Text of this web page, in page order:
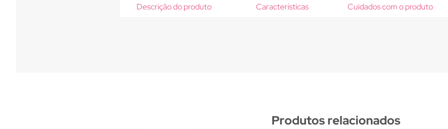
Descrição do produto Características Cuidados com o produto
Produtos relacionados